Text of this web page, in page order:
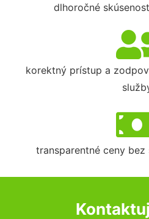
dlhoročné
korektný prístup a
transparentné ceny